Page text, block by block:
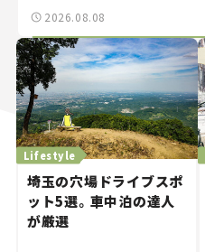
2026.08.08
Lifestyle
埼玉の穴場ドライブスポ
ット5選。車中泊の達人
が厳選